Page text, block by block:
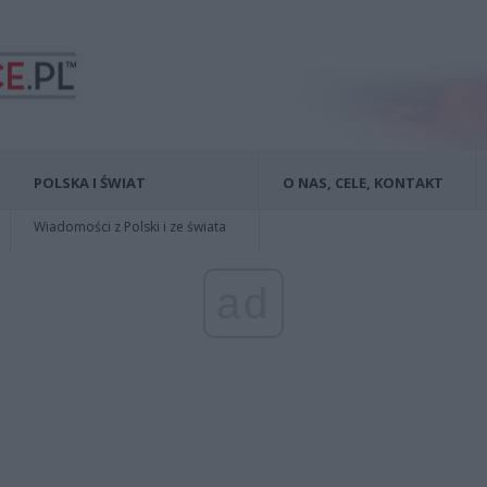
POLSKA I ŚWIAT
Wiadomości z Polski i ze świata
O NAS, CELE, KONTAKT